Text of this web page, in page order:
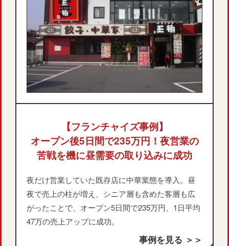
【フランチャイズ事例】
オープン後5日間で235万円！夜営業の
苦戦を機に昼需要の取り込みに成功
夜だけ営業していた既存店に中華業態を導入。昼
夜で売上の柱が増え、シニア層も含めた客層も広
がったことで、オープン5日間で235万円、1日平均
47万の売上アップに成功。
事例を見る ＞＞